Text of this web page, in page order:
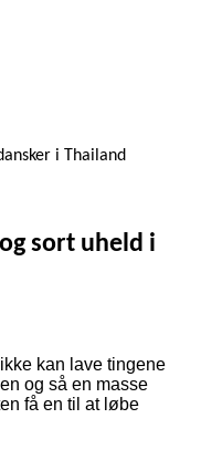
i Thailand
sort uheld i
kan lave tingene
og så en masse
få en til at løbe